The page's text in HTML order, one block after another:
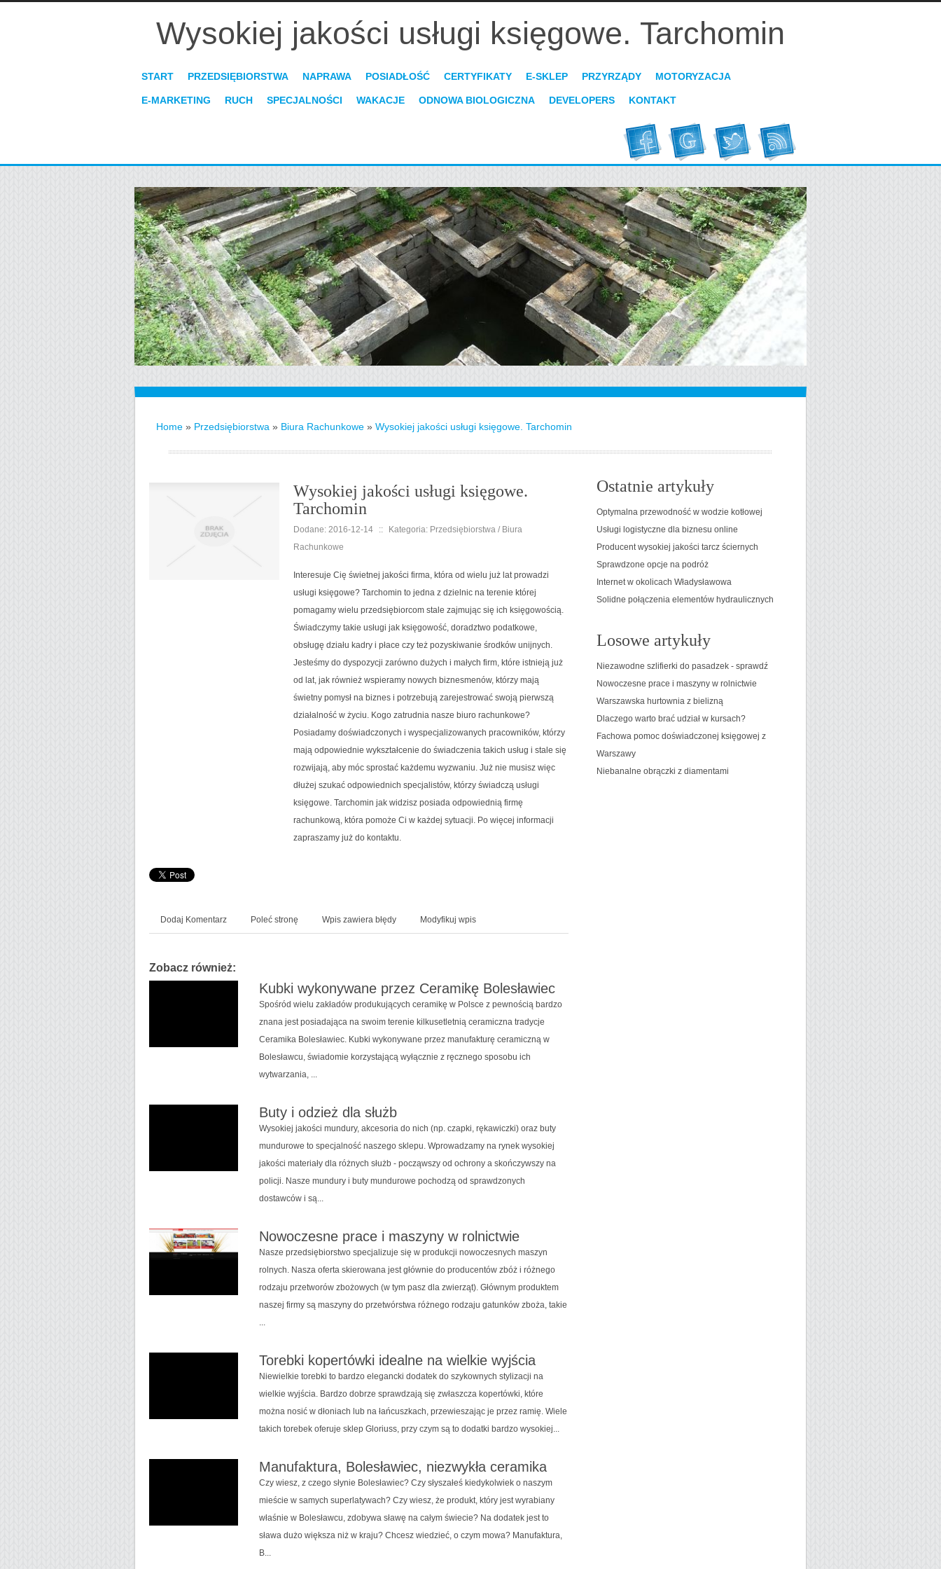
Wysokiej jakości usługi księgowe. Tarchomin
START PRZEDSIĘBIORSTWA NAPRAWA POSIADŁOŚĆ CERTYFIKATY E-SKLEP PRZYRZĄDY MOTORYZACJA
E-MARKETING RUCH SPECJALNOŚCI WAKACJE ODNOWA BIOLOGICZNA DEVELOPERS KONTAKT
Home » Przedsiębiorstwa » Biura Rachunkowe » Wysokiej jakości usługi księgowe. Tarchomin
Wysokiej jakości usługi księgowe.
Tarchomin
Dodane: 2016-12-14 ::
Kategoria: Przedsiębiorstwa / Biura
Rachunkowe
Interesuje Cię świetnej jakości firma, która od wielu już lat prowadzi
usługi księgowe? Tarchomin to jedna z dzielnic na terenie której
pomagamy wielu przedsiębiorcom stale zajmując się ich księgowością.
Świadczymy takie usługi jak księgowość, doradztwo podatkowe,
obsługę działu kadry i płace czy też pozyskiwanie środków unijnych.
Jesteśmy do dyspozycji zarówno dużych i małych firm, które istnieją już
od lat, jak również wspieramy nowych biznesmenów, którzy mają
świetny pomysł na biznes i potrzebują zarejestrować swoją pierwszą
działalność w życiu. Kogo zatrudnia nasze biuro rachunkowe?
Posiadamy doświadczonych i wyspecjalizowanych pracowników, którzy
mają odpowiednie wykształcenie do świadczenia takich usług i stale się
rozwijają, aby móc sprostać każdemu wyzwaniu. Już nie musisz więc
dłużej szukać odpowiednich specjalistów, którzy świadczą usługi
księgowe. Tarchomin jak widzisz posiada odpowiednią firmę
rachunkową, która pomoże Ci w każdej sytuacji. Po więcej informacji
zapraszamy już do kontaktu.
Dodaj Komentarz Poleć stronę Wpis zawiera błędy Modyfikuj wpis
Zobacz również:
Kubki wykonywane przez Ceramikę Bolesławiec
Spośród wielu zakładów produkujących ceramikę w Polsce z pewnością bardzo
znana jest posiadająca na swoim terenie kilkusetletnią ceramiczna tradycje
Ceramika Bolesławiec. Kubki wykonywane przez manufakturę ceramiczną w
Bolesławcu, świadomie korzystającą wyłącznie z ręcznego sposobu ich
wytwarzania, ...
Buty i odzież dla służb
Wysokiej jakości mundury, akcesoria do nich (np. czapki, rękawiczki) oraz buty
mundurowe to specjalność naszego sklepu. Wprowadzamy na rynek wysokiej
jakości materiały dla różnych służb - począwszy od ochrony a skończywszy na
policji. Nasze mundury i buty mundurowe pochodzą od sprawdzonych
dostawców i są...
Nowoczesne prace i maszyny w rolnictwie
Nasze przedsiębiorstwo specjalizuje się w produkcji nowoczesnych maszyn
rolnych. Nasza oferta skierowana jest głównie do producentów zbóż i różnego
rodzaju przetworów zbożowych (w tym pasz dla zwierząt). Głównym produktem
naszej firmy są maszyny do przetwórstwa różnego rodzaju gatunków zboża, takie
Torebki kopertówki idealne na wielkie wyjścia
Niewielkie torebki to bardzo elegancki dodatek do szykownych stylizacji na
wielkie wyjścia. Bardzo dobrze sprawdzają się zwłaszcza kopertówki, które
można nosić w dłoniach lub na łańcuszkach, przewieszając je przez ramię. Wiele
takich torebek oferuje sklep Gloriuss, przy czym są to dodatki bardzo wysokiej...
Manufaktura, Bolesławiec, niezwykła ceramika
Czy wiesz, z czego słynie Bolesławiec? Czy słyszałeś kiedykolwiek o naszym
mieście w samych superlatywach? Czy wiesz, że produkt, który jest wyrabiany
właśnie w Bolesławcu, zdobywa sławę na całym świecie? Na dodatek jest to
sława dużo większa niż w kraju? Chcesz wiedzieć, o czym mowa? Manufaktura,
B...
Ostatnie artykuły
Optymalna przewodność w wodzie kotłowej
Usługi logistyczne dla biznesu online
Producent wysokiej jakości tarcz ściernych
Sprawdzone opcje na podróż
Internet w okolicach Władysławowa
Solidne połączenia elementów hydraulicznych
Losowe artykuły
Niezawodne szlifierki do pasadzek - sprawdź
Nowoczesne prace i maszyny w rolnictwie
Warszawska hurtownia z bielizną
Dlaczego warto brać udział w kursach?
Fachowa pomoc doświadczonej księgowej z
Warszawy
Niebanalne obrączki z diamentami